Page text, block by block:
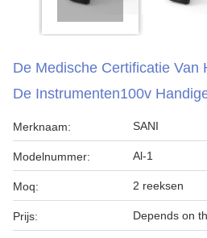
De Medische Certificatie Van
De Instrumenten100v
Merknaam: SANI
Modelnummer: Al-1
Moq: 2 reeksen
Prijs: Depends on